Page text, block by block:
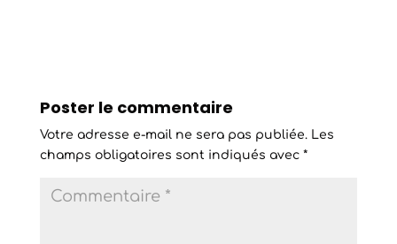
Poster le commentaire
Votre adresse e-mail ne sera pas publiée. Les
champs obligatoires sont indiqués avec *